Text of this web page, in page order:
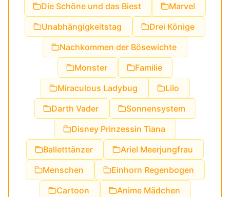
Die Schöne und das Biest
Marvel
Unabhängigkeitstag
Drei Könige
Nachkommen der Bösewichte
Monster
Familie
Miraculous Ladybug
Lilo
Darth Vader
Sonnensystem
Disney Prinzessin Tiana
Balletttänzer
Ariel Meerjungfrau
Menschen
Einhorn Regenbogen
Cartoon
Anime Mädchen